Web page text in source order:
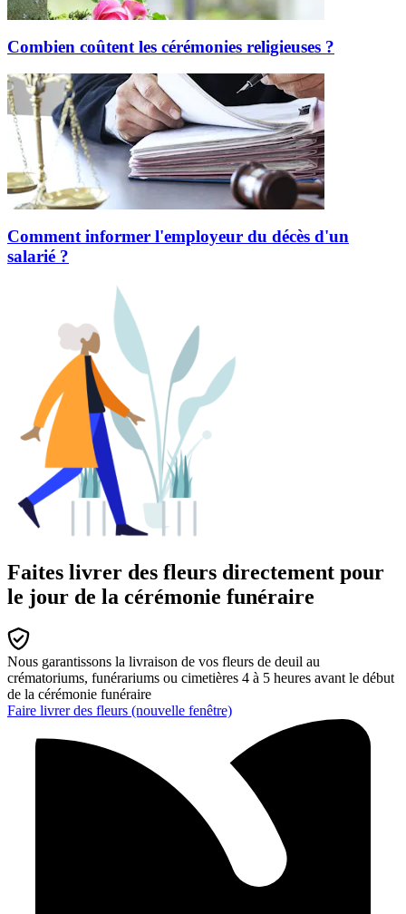
Combien coûtent les cérémonies religieuses ?
Comment informer l'employeur du décès d'un
salarié ?
Faites livrer des fleurs directement pour
le jour de la cérémonie funéraire
Nous garantissons la livraison de vos fleurs de deuil au
crématoriums, funérariums ou cimetières 4 à 5 heures avant le début
de la cérémonie funéraire
Faire livrer des fleurs (nouvelle fenêtre)